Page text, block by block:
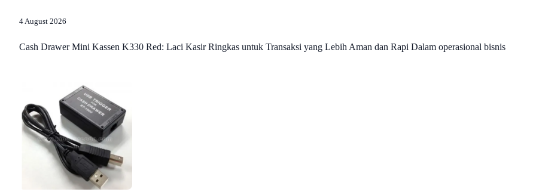
4 August 2026
Cash Drawer Mini Kassen K330 Red: Laci Kasir Ringkas untuk Transaksi yang Lebih Aman dan Rapi Dalam operasional bisnis